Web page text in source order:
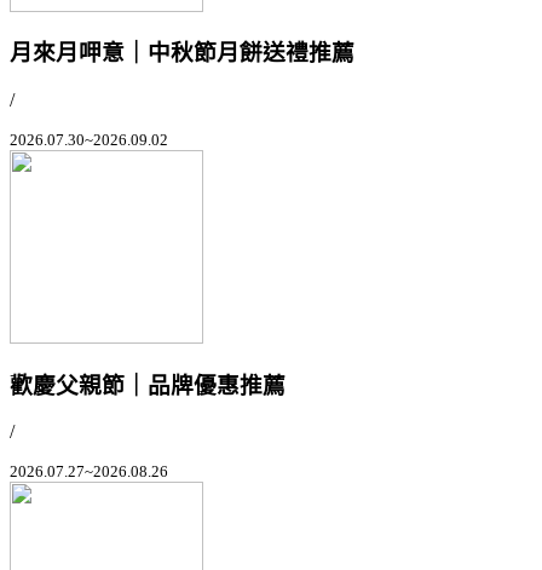
月來月呷意｜中秋節月餅送禮推薦
/
2026.07.30~2026.09.02
歡慶父親節｜品牌優惠推薦
/
2026.07.27~2026.08.26